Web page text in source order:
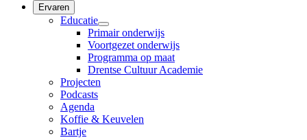
Ervaren
Educatie
Primair onderwijs
Voortgezet onderwijs
Programma op maat
Drentse Cultuur Academie
Projecten
Podcasts
Agenda
Koffie & Keuvelen
Bartje